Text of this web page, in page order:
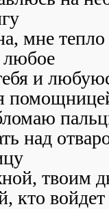
мне
любое
и
над
твоим
кто